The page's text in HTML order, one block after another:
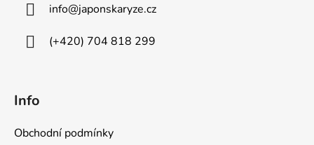
info@japonskaryze.cz
(+420) 704 818 299
Info
Obchodní podmínky